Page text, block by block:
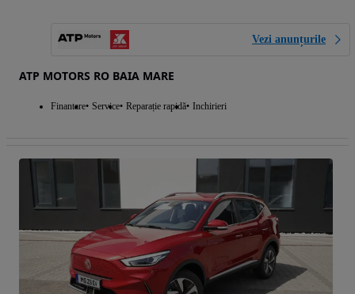
Vezi anunțurile
ATP MOTORS RO BAIA MARE
Finantare Service Reparație rapidă Inchirieri